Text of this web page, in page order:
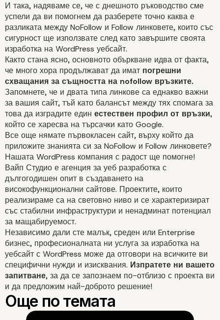
Полезни ли са
връзките за линк
И така, надяваме се, че с днешното ръководство сме
успели да ви помогнем да разберете точно каква е
разликата между NoFollow и Follow линковете, които със
сигурност ще използвате след като завършите своята
изработка на WordPress уебсайт.
Както стана ясно, основното объркване идва от факта,
че много хора продължават да имат погрешни
схващания за същността на nofollow връзките.
Запомнете, че и двата типа линкове са еднакво важни
за вашия сайт, тъй като балансът между тях спомага за
това да изградите един естествен профил от връзки,
който се харесва на търсачки като Google.
Все още нямате първокласен сайт, върху който да
приложите знанията си за NoFollow и Follow линковете?
Нашата WordPress компания с радост ще помогне!
Вайп Студио е агенция за уеб разработка с
дългогодишен опит в създаването на
високофункционални сайтове. Проектите, които
реализираме са на световно ниво и се характеризират
със стабилни инфраструктури и ненадминат потенциал
за мащабируемост.
Независимо дали сте малък, среден или Enterprise
бизнес, професионалната ни услуга за изработка на
уебсайт с WordPress може да отговори на всичките ви
специфични нужди и изисквания. Изпратете ни вашето
запитване, за да се запознаем по-отблизо с проекта ви
и да предложим най-доброто решение!